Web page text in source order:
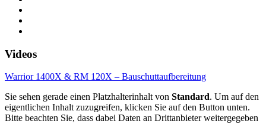
Videos
Warrior 1400X & RM 120X – Bauschuttaufbereitung
Sie sehen gerade einen Platzhalterinhalt von Standard. Um auf den
eigentlichen Inhalt zuzugreifen, klicken Sie auf den Button unten.
Bitte beachten Sie, dass dabei Daten an Drittanbieter weitergegeben